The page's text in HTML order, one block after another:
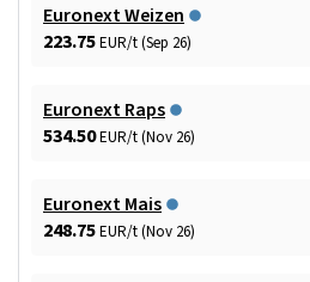
Euronext Weizen
223.75EUR/t (Sep 26)
Euronext Raps
534.50EUR/t (Nov 26)
Euronext Mais
248.75EUR/t (Nov 26)